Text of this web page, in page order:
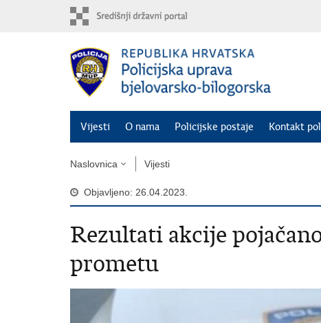
Vijesti O nama Policijske postaje Kontakt
Naslovnica Vijesti
Objavljeno: 26.04.2023.
Rezultati akcije
prometu